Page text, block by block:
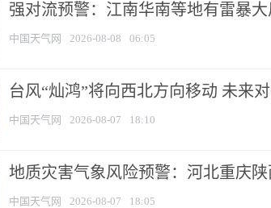
强对流预警：江南华南等地有雷暴
中国天气网 2026-08-08 06:05
台风“灿鸿”将向西北方向移动 未来
中国天气网 2026-08-07 18:10
地质灾害气象风险预警：河北重庆
中国天气网 2026-08-07 18:05